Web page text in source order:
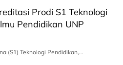
Prodi S1 Teknologi
Pendidikan UNP
(S1) Teknologi Pendidikan,…